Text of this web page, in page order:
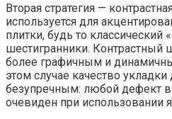
Вторая стратегия —
используется для
плитки, будь то классический
шестигранники. Контрастный
более графичным и
этом случае качество
безупречным: любой дефект
очевиден при использовании